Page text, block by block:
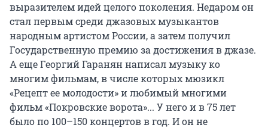
выразителем идей целого поколения. Недаром он
стал первым среди джазовых музыкантов
народным артистом России, а затем получил
Государственную премию за достижения в джазе.
А еще Георгий Гаранян написал музыку ко
многим фильмам, в числе которых мюзикл
«Рецепт ее молодости» и любимый многими
фильм «Покровские ворота»... У него и в 75 лет
было по 100–150 концертов в год. И он не